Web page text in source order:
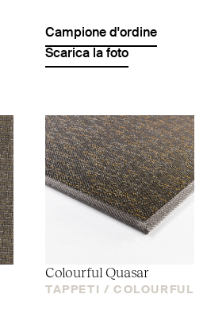
Campione d'ordine
Scarica la foto
Colourful Quasar
TAPPETI / COLOURFUL